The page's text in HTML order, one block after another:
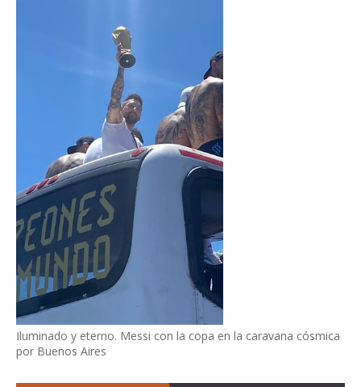
Iluminado y eterno. Messi con la copa en la caravana cósmica
por Buenos Aires